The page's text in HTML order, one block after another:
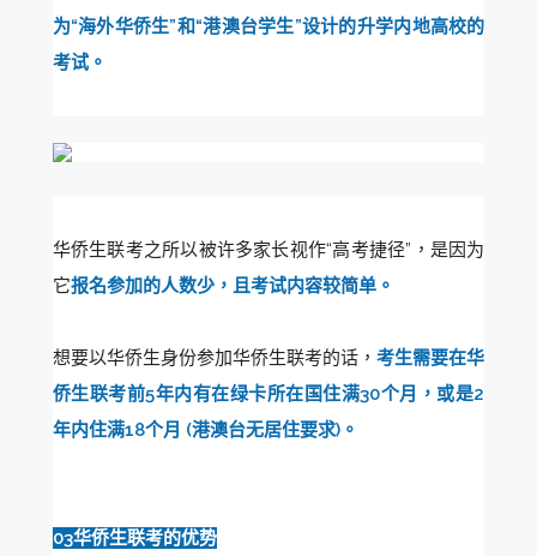
为“海外华侨生”和“港澳台学生”设计的升学内地高校的
考试。
华侨生联考之所以被许多家长视作“高考捷径”，是因为
它报名参加的人数少，且考试内容较简单。
想要以华侨生身份参加华侨生联考的话，考生需要在华
侨生联考前5年内有在绿卡所在国住满30个月，或是2
年内住满18个月 (港澳台无居住要求)。
03华侨生联考的优势